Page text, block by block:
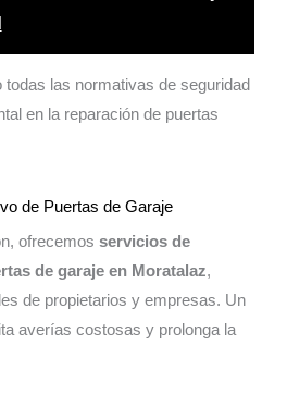
las normativas de seguridad
en la reparación de puertas
de Puertas de Garaje
ofrecemos servicios de
de garaje en Moratalaz,
de propietarios y empresas. Un
averías costosas y prolonga la